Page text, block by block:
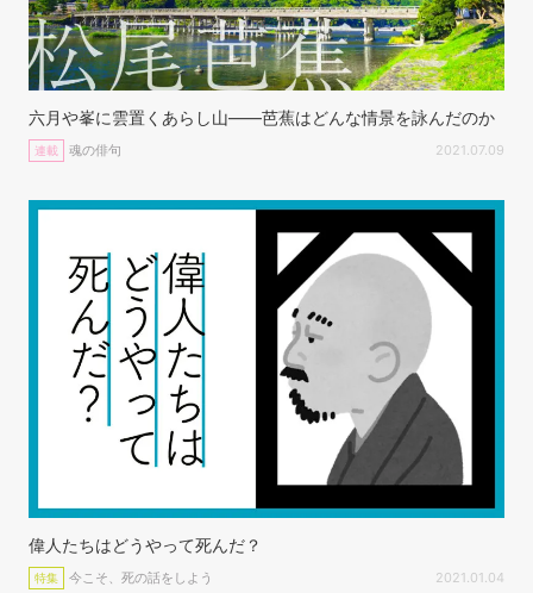
六月や峯に雲置くあらし山——芭蕉はどんな情景を詠んだのか
連載 魂の俳句 2021.07.09
偉人たちはどうやって死んだ？
特集 今こそ、死の話をしよう 2021.01.04